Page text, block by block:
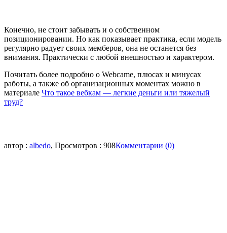
Конечно, не стоит забывать и о собственном
позиционировании. Но как показывает практика, если модель
регулярно радует своих мемберов, она не останется без
внимания. Практически с любой внешностью и характером.
Почитать более подробно о Webcamе, плюсах и минусах
работы, а также об организационных моментах можно в
материале Что такое вебкам — легкие деньги или тяжелый
труд?
автор : albedo, Просмотров : 908Комментарии (0)